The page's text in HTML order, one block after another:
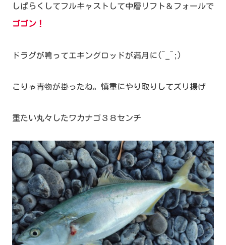
しばらくしてフルキャストして中層リフト＆フォールで
ゴゴン！
ドラグが鳴ってエギングロッドが満月に(^_^;)
こりゃ青物が掛ったね。慎重にやり取りしてズリ揚げ
重たい丸々したワカナゴ３８センチ